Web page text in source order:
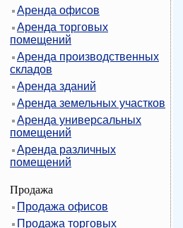
Аренда офисов
Аренда торговых
помещений
Аренда производственных
складов
Аренда зданий
Аренда земельных участков
Аренда универсальных
помещений
Аренда различных
помещений
Продажа
Продажа офисов
Продажа торговых